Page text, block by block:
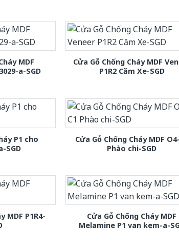
MDF
a-SGD
Cửa Gỗ Chống Cháy MDF
P1R2 Căm Xe-SGD
P1 cho
SGD
Cửa Gỗ Chống Cháy MDF
Phào chi-SGD
MDF P1R4-
Cửa Gỗ Chống Cháy MDF
Melamine P1 van kem-a-